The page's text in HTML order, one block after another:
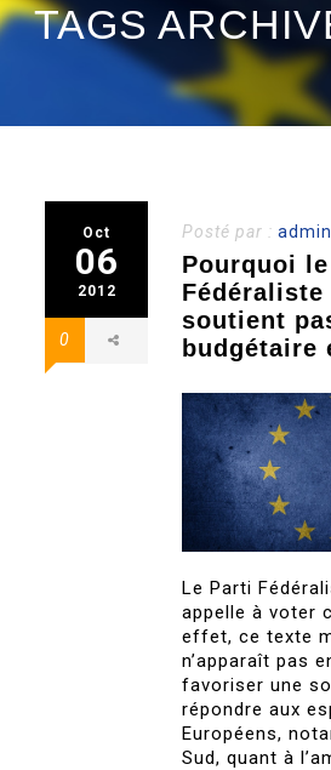
TAGS
Oct
06
2012
0
Posté par :admin
Pourquoi
Fédéraliste
soutient
budgétaire
Le Parti
appelle à voter
effet, ce texte
n’apparaît pas
favoriser une
répondre aux
Européens,
Sud, quant à